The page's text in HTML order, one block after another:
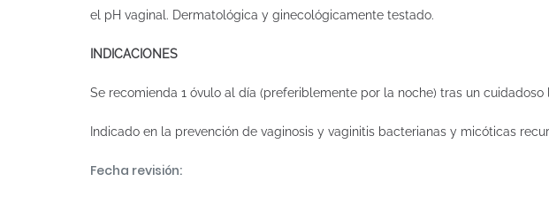
el pH vaginal. Dermatológica y ginecológicamente testado.
INDICACIONES
Se recomienda 1 óvulo al día (preferiblemente por la noche) tras un
Indicado en la prevención de vaginosis y vaginitis bacterianas y micóticas
Fecha revisión: